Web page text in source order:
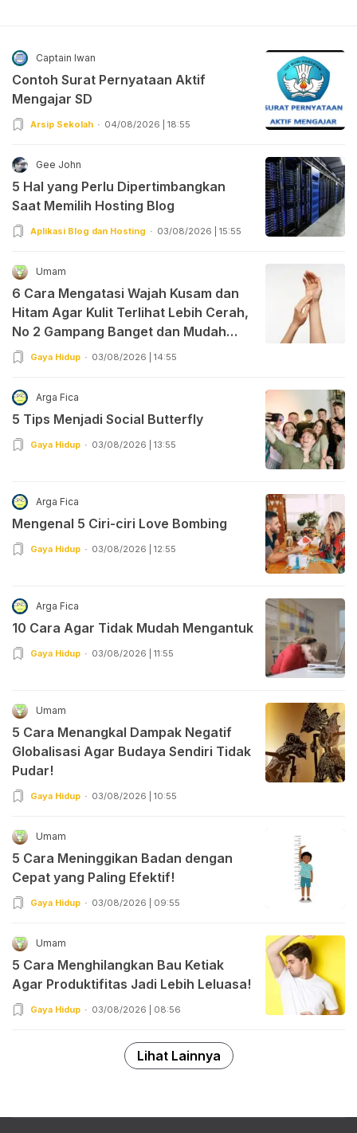
Captain Iwan
Contoh Surat Pernyataan Aktif
Mengajar SD
Arsip Sekolah 04/08/2026 | 18:55
Gee John
5 Hal yang Perlu Dipertimbangkan
Saat Memilih Hosting Blog
Aplikasi Blog dan Hosting 03/08/2026 | 15:55
Umam
6 Cara Mengatasi Wajah Kusam dan
Hitam Agar Kulit Terlihat Lebih Cerah,
No 2 Gampang Banget dan Mudah
Dipraktekkan!
Gaya Hidup 03/08/2026 | 14:55
Arga Fica
5 Tips Menjadi Social Butterfly
Gaya Hidup 03/08/2026 | 13:55
Arga Fica
Mengenal 5 Ciri-ciri Love Bombing
Gaya Hidup 03/08/2026 | 12:55
Arga Fica
10 Cara Agar Tidak Mudah Mengantuk
Gaya Hidup 03/08/2026 | 11:55
Umam
5 Cara Menangkal Dampak Negatif
Globalisasi Agar Budaya Sendiri Tidak
Pudar!
Gaya Hidup 03/08/2026 | 10:55
Umam
5 Cara Meninggikan Badan dengan
Cepat yang Paling Efektif!
Gaya Hidup 03/08/2026 | 09:55
Umam
5 Cara Menghilangkan Bau Ketiak
Agar Produktifitas Jadi Lebih Leluasa!
Gaya Hidup 03/08/2026 | 08:56
Lihat Lainnya